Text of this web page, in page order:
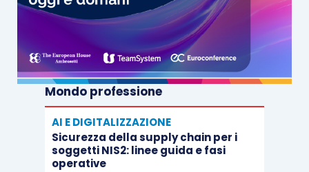
Mondo professione
AI E DIGITALIZZAZIONE
Sicurezza della supply chain per i
soggetti NIS2: linee guida e fasi
operative